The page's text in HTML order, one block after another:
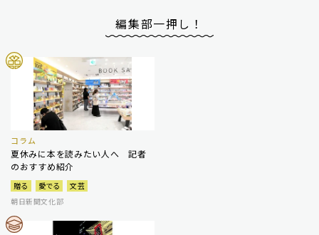
編集部一押し！
コラム
夏休みに本を読みたい人へ 記者
のおすすめ紹介
贈る 愛でる
文芸
朝日新聞文化部